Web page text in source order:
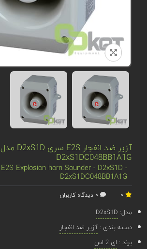
آژیر ضد انفجار E2S سری D2xS1D مدل
D2xS1DC048BB1A1G
E2S Explosion horn Sounder - D2xS1D -
D2xS1DC048BB1A1G
مدل: D2xS1D
دسته بندی :آژیر ضد انفجار
برند : ای 2 اس